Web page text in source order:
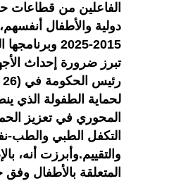
الفاعلين من
دولية والأطفال
تبرز ضرورة إحداث
لحماية الطفولة الذي
المحوري في تعزيز
التكفل الطبي والطب-
والتقييم.وأبرزت أنه،
المتعلقة بالأطفال